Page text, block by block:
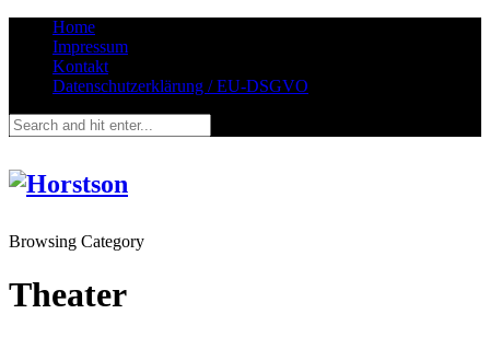
Home
Impressum
Kontakt
Datenschutzerklärung / EU-DSGVO
Browsing Category
Theater